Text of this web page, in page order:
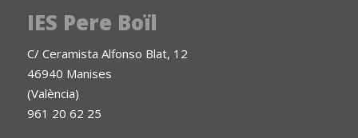
IES Pere Boïl
C/ Ceramista Alfonso Blat, 12
46940 Manises
(València)
961 20 62 25